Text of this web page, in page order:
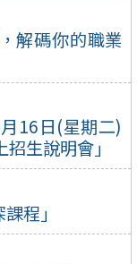
解碼你的職業
16日(星期二)
生說明會」
程」